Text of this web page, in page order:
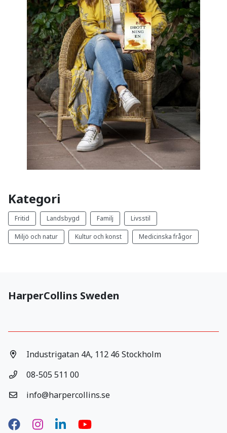
Kategori
Fritid Landsbygd Familj Livsstil
Miljö och natur Kultur och konst Medicinska frågor
HarperCollins Sweden
Industrigatan 4A, 112 46 Stockholm
08-505 511 00
info@harpercollins.se
Facebook
Instagram
LinkedInYouTube